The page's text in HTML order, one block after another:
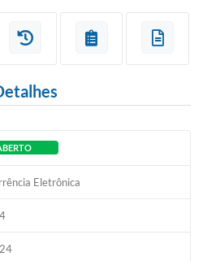
Eletrônica